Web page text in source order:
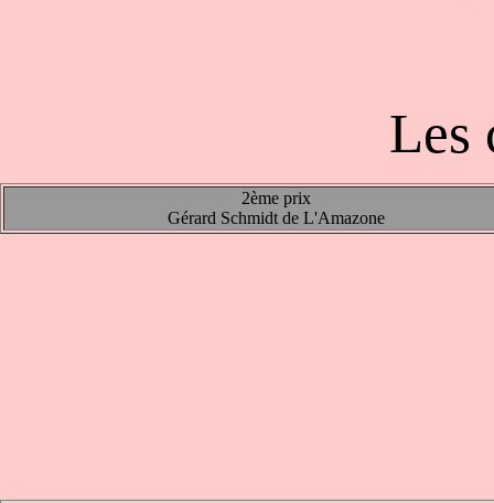
Les
2ème prix
Gérard Schmidt de L'Amazone